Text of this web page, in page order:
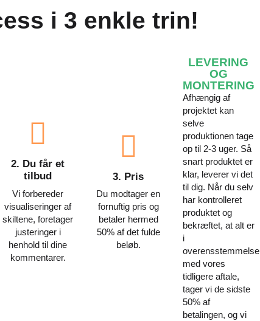
i 3 enkle trin!
2. Du får et
tilbud
Vi forbereder
visualiseringer af
skiltene, foretager
justeringer i
henhold til dine
kommentarer.
3. Pris
Du modtager en
fornuftig pris og
betaler hermed
50% af det fulde
beløb.
LEVERING
OG
MONTERING
Afhængig af
projektet kan
selve
produktionen tage
op til 2-3 uger. Så
snart produktet er
klar, leverer vi det
til dig. Når du selv
har kontrolleret
produktet og
bekræftet, at alt er
i
overensstemmelse
med vores
tidligere aftale,
tager vi de sidste
50% af
betalingen, og vi